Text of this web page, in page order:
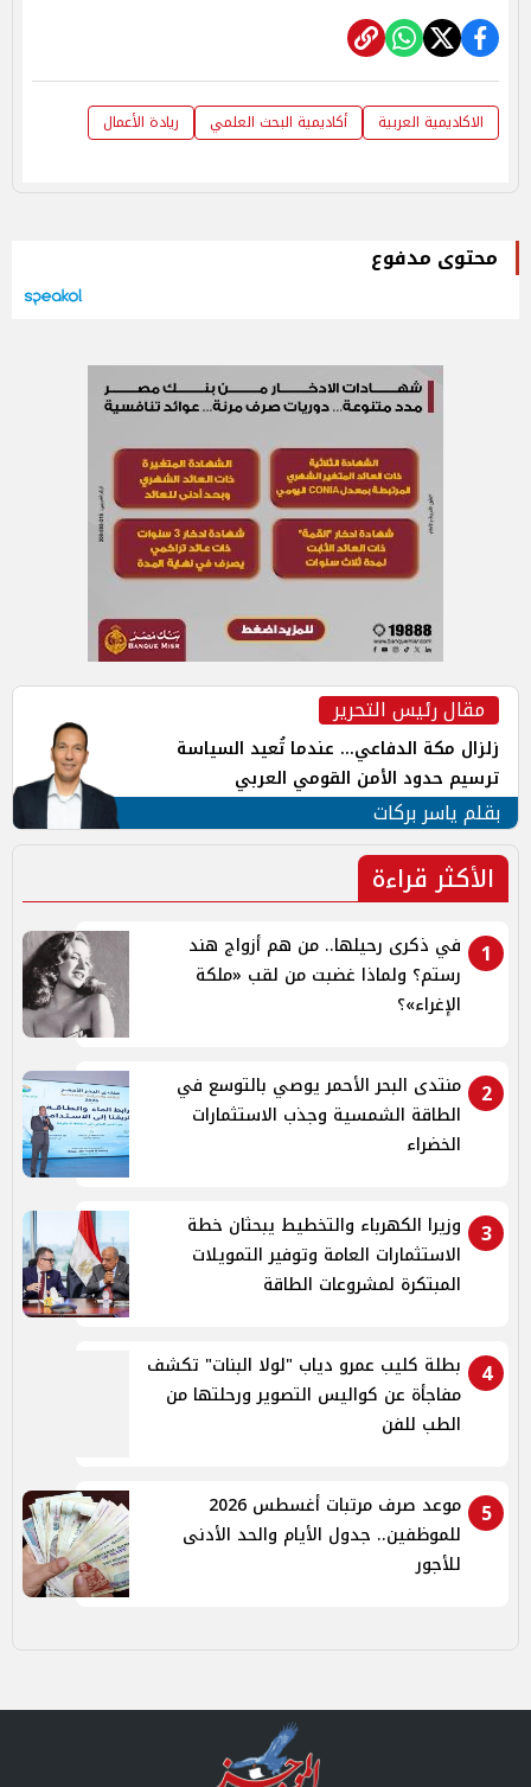
الاكاديمية العربية أكاديمية البحث العلمي ريادة الأعمال
محتوى مدفوع
مقال رئيس التحرير
زلزال مكة الدفاعي... عندما تُعيد السياسة
ترسيم حدود الأمن القومي العربي
بقلم ياسر بركات
الأكثر قراءة
1
في ذكرى رحيلها.. من هم أزواج هند
رستم؟ ولماذا غضبت من لقب «ملكة
الإغراء»؟
2
منتدى البحر الأحمر يوصي بالتوسع في
الطاقة الشمسية وجذب الاستثمارات
الخضراء
3
وزيرا الكهرباء والتخطيط يبحثان خطة
الاستثمارات العامة وتوفير التمويلات
المبتكرة لمشروعات الطاقة
4
بطلة كليب عمرو دياب "لولا البنات" تكشف
مفاجأة عن كواليس التصوير ورحلتها من
الطب للفن
5
موعد صرف مرتبات أغسطس 2026
للموظفين.. جدول الأيام والحد الأدنى
للأجور